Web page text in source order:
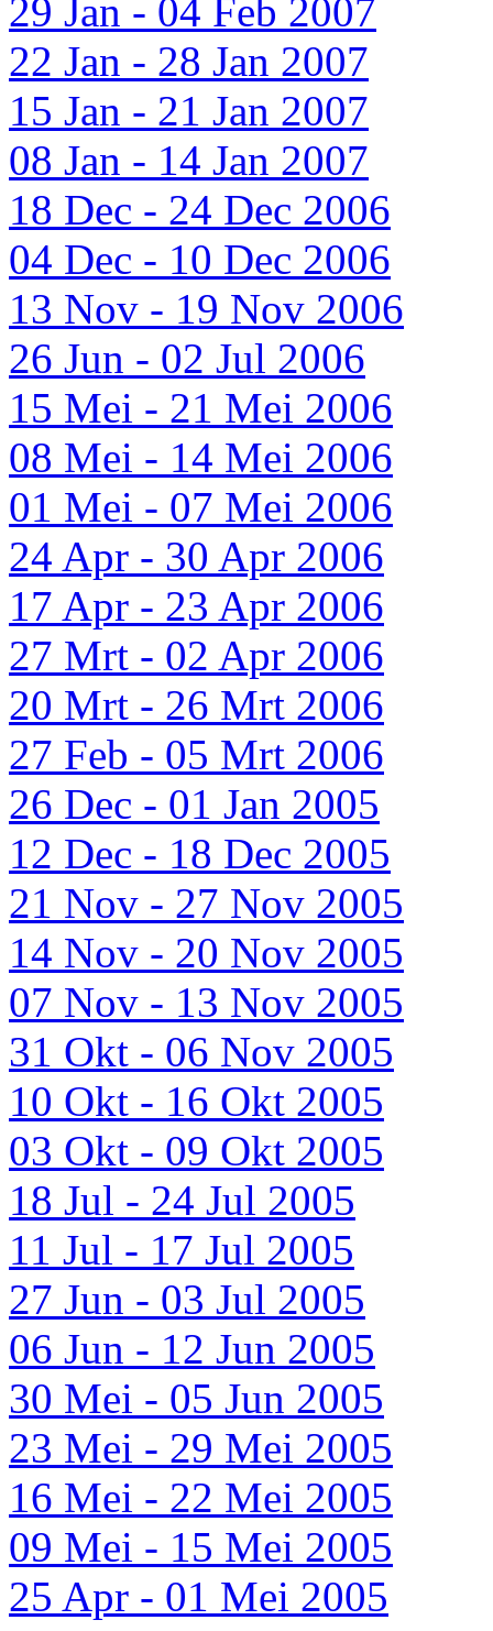
29 Jan - 04 Feb 2007
22 Jan - 28 Jan 2007
15 Jan - 21 Jan 2007
08 Jan - 14 Jan 2007
18 Dec - 24 Dec 2006
04 Dec - 10 Dec 2006
13 Nov - 19 Nov 2006
26 Jun - 02 Jul 2006
15 Mei - 21 Mei 2006
08 Mei - 14 Mei 2006
01 Mei - 07 Mei 2006
24 Apr - 30 Apr 2006
17 Apr - 23 Apr 2006
27 Mrt - 02 Apr 2006
20 Mrt - 26 Mrt 2006
27 Feb - 05 Mrt 2006
26 Dec - 01 Jan 2005
12 Dec - 18 Dec 2005
21 Nov - 27 Nov 2005
14 Nov - 20 Nov 2005
07 Nov - 13 Nov 2005
31 Okt - 06 Nov 2005
10 Okt - 16 Okt 2005
03 Okt - 09 Okt 2005
18 Jul - 24 Jul 2005
11 Jul - 17 Jul 2005
27 Jun - 03 Jul 2005
06 Jun - 12 Jun 2005
30 Mei - 05 Jun 2005
23 Mei - 29 Mei 2005
16 Mei - 22 Mei 2005
09 Mei - 15 Mei 2005
25 Apr - 01 Mei 2005